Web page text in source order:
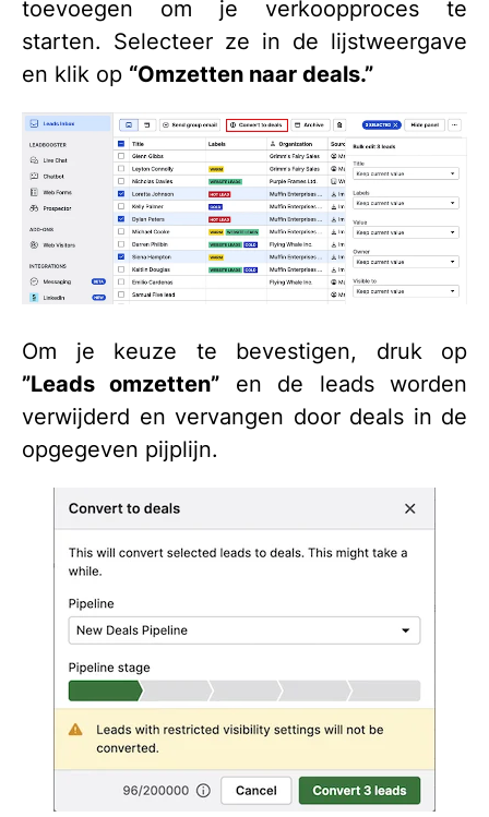
toevoegen om je verkoopproces te
starten. Selecteer ze in de lijstweergave
en klik op “Omzetten naar deals.”
Om je keuze te bevestigen, druk op
”Leads omzetten” en de leads worden
verwijderd en vervangen door deals in de
opgegeven pijplijn.